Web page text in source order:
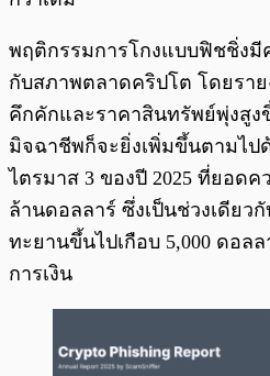
พฤติกรรมการโกงแบบฟิชชิ่งมี
กับสภาพตลาดคริปโต โดยรา
คึกคักและราคาสินทรัพย์พุ่งสูง
มิจฉาชีพก็จะยิ่งเพิ่มขึ้นตามไป
ไตรมาส 3 ของปี 2025 ที่ยอดค
ล้านดอลลาร์ ซึ่งเป็นช่วงเดียว
ทะยานขึ้นไปเกือบ 5,000 ดอล
การเงิน